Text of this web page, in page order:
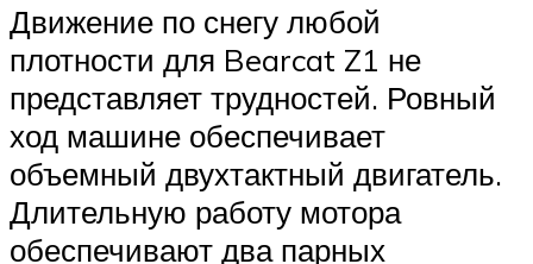
Движение по снегу любой
плотности для Bearcat Z1 не
представляет трудностей. Ровный
ход машине обеспечивает
объемный двухтактный двигатель.
Длительную работу мотора
обеспечивают два парных